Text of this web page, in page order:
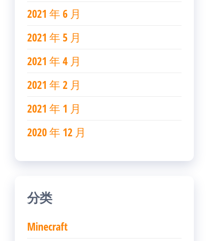
2021 年 6 月
2021 年 5 月
2021 年 4 月
2021 年 2 月
2021 年 1 月
2020 年 12 月
分类
Minecraft